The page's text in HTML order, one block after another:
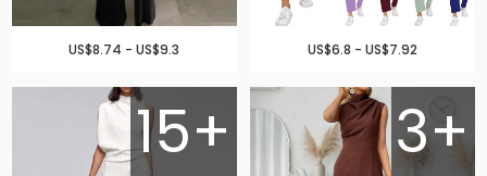
US$8.74 - US$9.3 US$6.8 - US$7.92
15+ 3+